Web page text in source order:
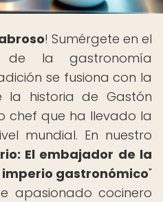
! Sumérgete en el
de la gastronomía
se fusiona con la
la historia de Gastón
chef que ha llevado la
mundial. En nuestro
El embajador de la
gastronómico"
apasionado cocinero